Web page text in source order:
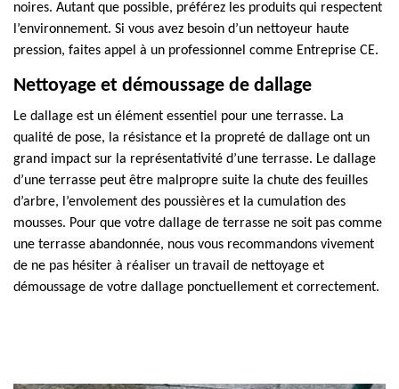
noires. Autant que possible, préférez les produits qui respectent
l’environnement. Si vous avez besoin d’un nettoyeur haute
pression, faites appel à un professionnel comme Entreprise CE.
Nettoyage et démoussage de dallage
Le dallage est un élément essentiel pour une terrasse. La
qualité de pose, la résistance et la propreté de dallage ont un
grand impact sur la représentativité d’une terrasse. Le dallage
d’une terrasse peut être malpropre suite la chute des feuilles
d’arbre, l’envolement des poussières et la cumulation des
mousses. Pour que votre dallage de terrasse ne soit pas comme
une terrasse abandonnée, nous vous recommandons vivement
de ne pas hésiter à réaliser un travail de nettoyage et
démoussage de votre dallage ponctuellement et correctement.